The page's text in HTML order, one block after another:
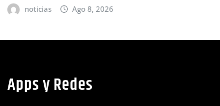
noticias Ago 8, 2026
Apps y Redes